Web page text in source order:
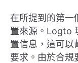
在所提到的第一
置來源。Logto
置信息，這可
要求。由於合規